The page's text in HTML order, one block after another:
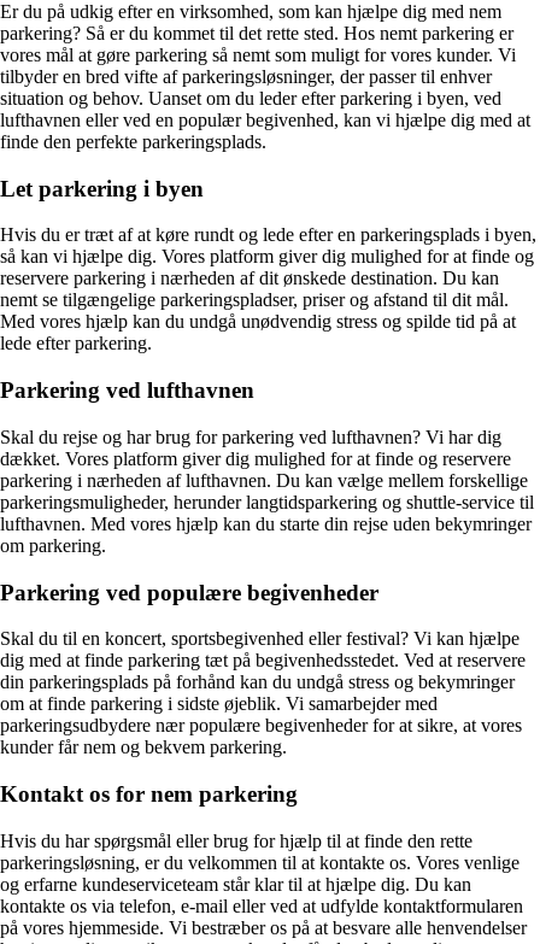
Er du på udkig efter en virksomhed, som kan hjælpe dig med nem
parkering? Så er du kommet til det rette sted. Hos nemt parkering er
vores mål at gøre parkering så nemt som muligt for vores kunder. Vi
tilbyder en bred vifte af parkeringsløsninger, der passer til enhver
situation og behov. Uanset om du leder efter parkering i byen, ved
lufthavnen eller ved en populær begivenhed, kan vi hjælpe dig med at
finde den perfekte parkeringsplads.
Let parkering i byen
Hvis du er træt af at køre rundt og lede efter en parkeringsplads i byen,
så kan vi hjælpe dig. Vores platform giver dig mulighed for at finde og
reservere parkering i nærheden af dit ønskede destination. Du kan
nemt se tilgængelige parkeringspladser, priser og afstand til dit mål.
Med vores hjælp kan du undgå unødvendig stress og spilde tid på at
lede efter parkering.
Parkering ved lufthavnen
Skal du rejse og har brug for parkering ved lufthavnen? Vi har dig
dækket. Vores platform giver dig mulighed for at finde og reservere
parkering i nærheden af lufthavnen. Du kan vælge mellem forskellige
parkeringsmuligheder, herunder langtidsparkering og shuttle-service til
lufthavnen. Med vores hjælp kan du starte din rejse uden bekymringer
om parkering.
Parkering ved populære begivenheder
Skal du til en koncert, sportsbegivenhed eller festival? Vi kan hjælpe
dig med at finde parkering tæt på begivenhedsstedet. Ved at reservere
din parkeringsplads på forhånd kan du undgå stress og bekymringer
om at finde parkering i sidste øjeblik. Vi samarbejder med
parkeringsudbydere nær populære begivenheder for at sikre, at vores
kunder får nem og bekvem parkering.
Kontakt os for nem parkering
Hvis du har spørgsmål eller brug for hjælp til at finde den rette
parkeringsløsning, er du velkommen til at kontakte os. Vores venlige
og erfarne kundeserviceteam står klar til at hjælpe dig. Du kan
kontakte os via telefon, e-mail eller ved at udfylde kontaktformularen
på vores hjemmeside. Vi bestræber os på at besvare alle henvendelser